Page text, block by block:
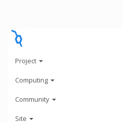
Project
Computing
Community
Site